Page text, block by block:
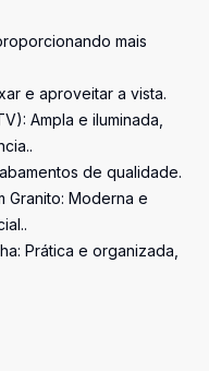
mais
e aproveitar a vista.
Ampla e iluminada,
de qualidade.
Granito: Moderna e
Prática e organizada,